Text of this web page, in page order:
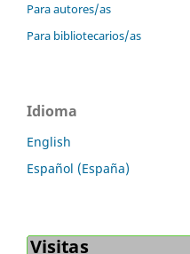
Para autores/as
Para bibliotecarios/as
Idioma
English
Español (España)